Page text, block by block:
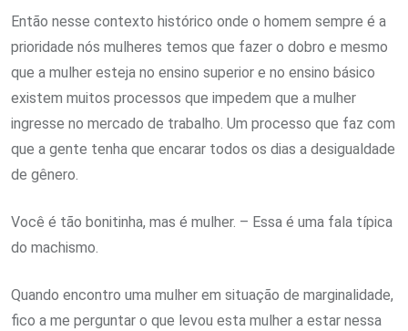
Então nesse contexto histórico onde o homem sempre é a
prioridade nós mulheres temos que fazer o dobro e mesmo
que a mulher esteja no ensino superior e no ensino básico
existem muitos processos que impedem que a mulher
ingresse no mercado de trabalho. Um processo que faz com
que a gente tenha que encarar todos os dias a desigualdade
de gênero.
Você é tão bonitinha, mas é mulher. – Essa é uma fala típica
do machismo.
Quando encontro uma mulher em situação de marginalidade,
fico a me perguntar o que levou esta mulher a estar nessa